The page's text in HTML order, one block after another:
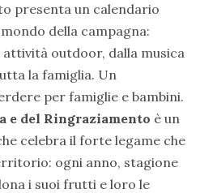
presenta un calendario
della campagna:
attività outdoor, dalla musica
la famiglia. Un
per famiglie e bambini.
e del Ringraziamento è un
celebra il forte legame che
ogni anno, stagione
i suoi frutti e loro le